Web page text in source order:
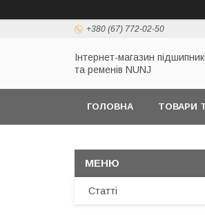
+380 (67) 772-02-50
Інтернет-магазин
та ременів NUNJ
ГОЛОВНА ТОВАРИ
Статті